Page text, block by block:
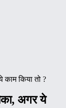
काम किया तो ?
अगर ये